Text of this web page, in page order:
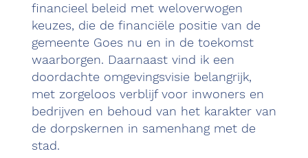
financieel beleid met weloverwogen
keuzes, die de financiële positie van de
gemeente Goes nu en in de toekomst
waarborgen. Daarnaast vind ik een
doordachte omgevingsvisie belangrijk,
met zorgeloos verblijf voor inwoners en
bedrijven en behoud van het karakter van
de dorpskernen in samenhang met de
stad.